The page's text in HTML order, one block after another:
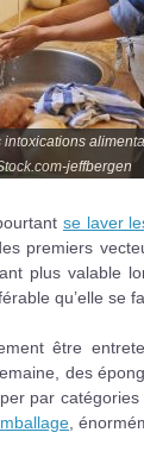
jeffbergen
se laver
premiers
plus valable
qu’elle se
être
des
par
,